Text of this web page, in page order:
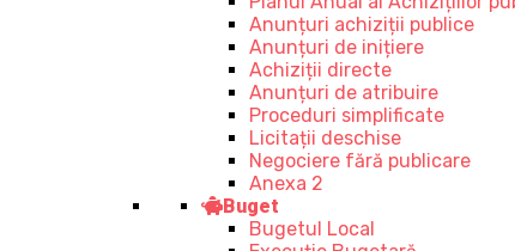
Anunțuri achiziții publice
Anunțuri de inițiere
Achiziții directe
Anunțuri de atribuire
Proceduri simplificate
Licitații deschise
Negociere fără publicare
Anexa 2
Buget
Bugetul Local